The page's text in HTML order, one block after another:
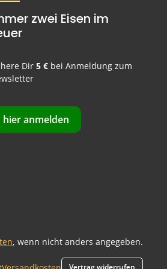
zwei Eisen im
Dir5 € bei Anmeldung zum
hier anmelden
, wenn nicht anders angegeben.
Vertrag widerrufen